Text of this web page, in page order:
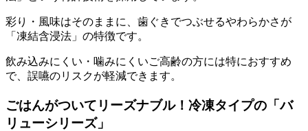
彩り・風味はそのままに、歯ぐきでつぶせるやわらかさが
「凍結含浸法」の特徴です。
飲み込みにくい・噛みにくいご高齢の方には特におすすめ
で、誤嚥のリスクが軽減できます。
ごはんがついてリーズナブル！冷凍タイプの「バ
リューシリーズ」